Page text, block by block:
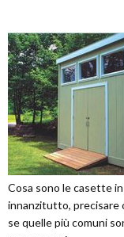
Cosa sono le casette
innanzitutto, precisare
se quelle più comuni